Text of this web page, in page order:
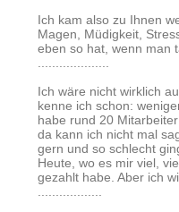
Ich kam also zu Ihnen
Magen, Müdigkeit,
eben so hat, wenn man
....................
Ich wäre nicht wirklich
kenne ich schon:
habe rund 20
da kann ich nicht mal
gern und so schlecht
Heute, wo es mir viel,
gezahlt habe. Aber ich
..................